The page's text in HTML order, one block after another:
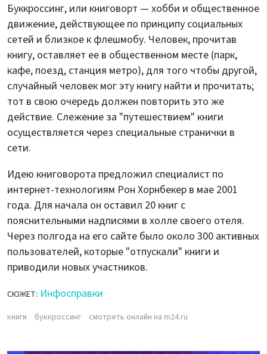
Буккроссинг, или книговорт — хобби и общественное
движение, действующее по принципу социальных
сетей и близкое к флешмобу. Человек, прочитав
книгу, оставляет ее в общественном месте (парк,
кафе, поезд, станция метро), для того чтобы другой,
случайный человек мог эту книгу найти и прочитать;
тот в свою очередь должен повторить это же
действие. Слежение за "путешествием" книги
осуществляется через специальные странички в
сети.
Идею книговорота предложил специалист по
интернет-технологиям Рон Хорнбекер в мае 2001
года. Для начала он оставил 20 книг с
пояснительными надписями в холле своего отеля.
Через полгода на его сайте было около 300 активных
пользователей, которые "отпускали" книги и
приводили новых участников.
СЮЖЕТ: Инфосправки
книги буккроссинг смотреть онлайн на m24.ru